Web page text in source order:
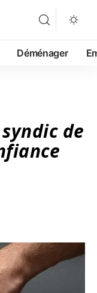
Déménager
de